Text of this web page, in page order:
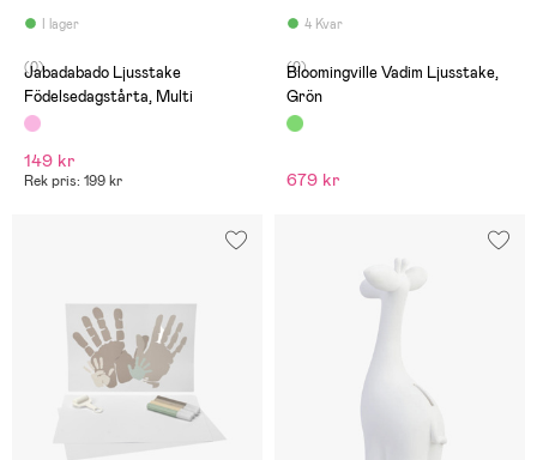
I lager
(0)
Jabadabado Ljusstake
Födelsedagstårta, Multi
149 kr
Rek pris: 199 kr
4 Kvar
(0)
Bloomingville Vadim Ljusstake,
Grön
679 kr